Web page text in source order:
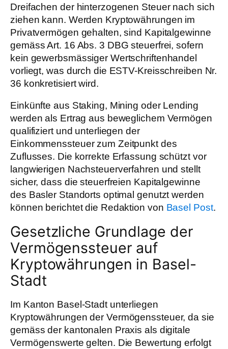
Dreifachen der hinterzogenen Steuer nach sich
ziehen kann. Werden Kryptowährungen im
Privatvermögen gehalten, sind Kapitalgewinne
gemäss Art. 16 Abs. 3 DBG steuerfrei, sofern
kein gewerbsmässiger Wertschriftenhandel
vorliegt, was durch die ESTV-Kreisschreiben Nr.
36 konkretisiert wird.
Einkünfte aus Staking, Mining oder Lending
werden als Ertrag aus beweglichem Vermögen
qualifiziert und unterliegen der
Einkommenssteuer zum Zeitpunkt des
Zuflusses. Die korrekte Erfassung schützt vor
langwierigen Nachsteuerverfahren und stellt
sicher, dass die steuerfreien Kapitalgewinne
des Basler Standorts optimal genutzt werden
können berichtet die Redaktion von Basel Post.
Gesetzliche Grundlage der
Vermögenssteuer auf
Kryptowährungen in Basel-
Stadt
Im Kanton Basel-Stadt unterliegen
Kryptowährungen der Vermögenssteuer, da sie
gemäss der kantonalen Praxis als digitale
Vermögenswerte gelten. Die Bewertung erfolgt